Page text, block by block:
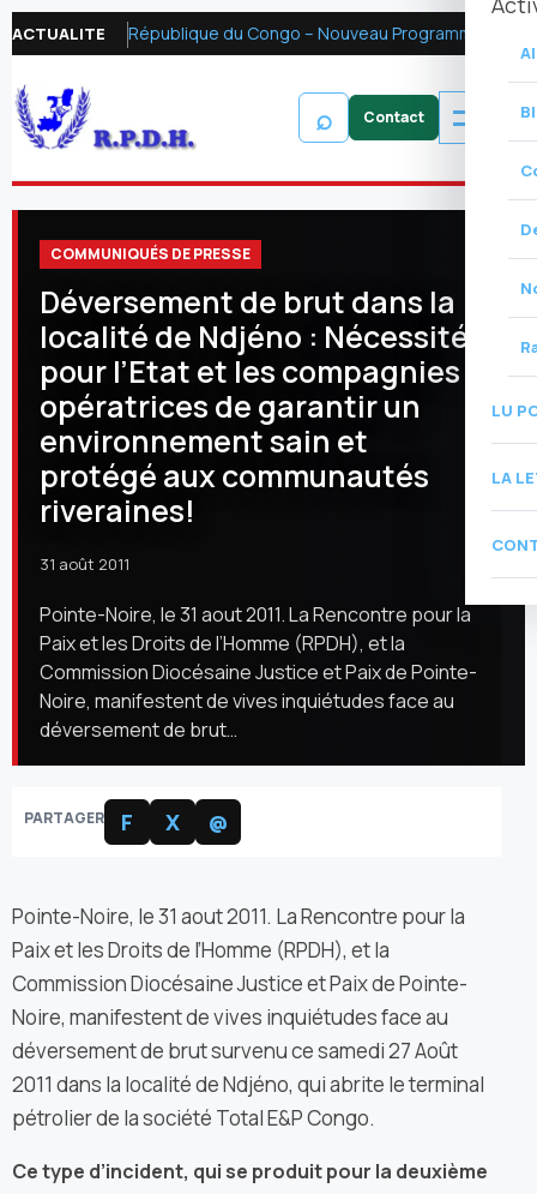
ACTUALITE
⌕
LU
LA
COMMUNIQUÉS DE PRESSE
Déversement de brut dans la
localité de Ndjéno : Nécessité
pour l’Etat et les compagnies
opératrices de garantir un
environnement sain et
protégé aux communautés
riveraines!
31 août 2011
Pointe-Noire, le 31 aout 2011. La Rencontre pour la
Paix et les Droits de l’Homme (RPDH), et la
Commission Diocésaine Justice et Paix de Pointe-
Noire, manifestent de vives inquiétudes face au
déversement de brut…
PARTAGER F X @
Pointe-Noire, le 31 aout 2011. La Rencontre pour la
Paix et les Droits de l’Homme (RPDH), et la
Commission Diocésaine Justice et Paix de Pointe-
Noire, manifestent de vives inquiétudes face au
déversement de brut survenu ce samedi 27 Août
2011 dans la localité de Ndjéno, qui abrite le terminal
pétrolier de la société Total E&P Congo.
Ce type d’incident, qui se produit pour la deuxième